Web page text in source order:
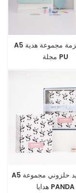
A5 حالة ملزمة مجموعة هدية
مجلة PU
A5 دفتر تجليد حلزوني مجموعة
هدايا PANDA